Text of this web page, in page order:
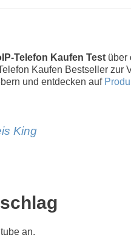
Telefon Kaufen Test über
Kaufen Bestseller zur
und entdecken auf
King
an.